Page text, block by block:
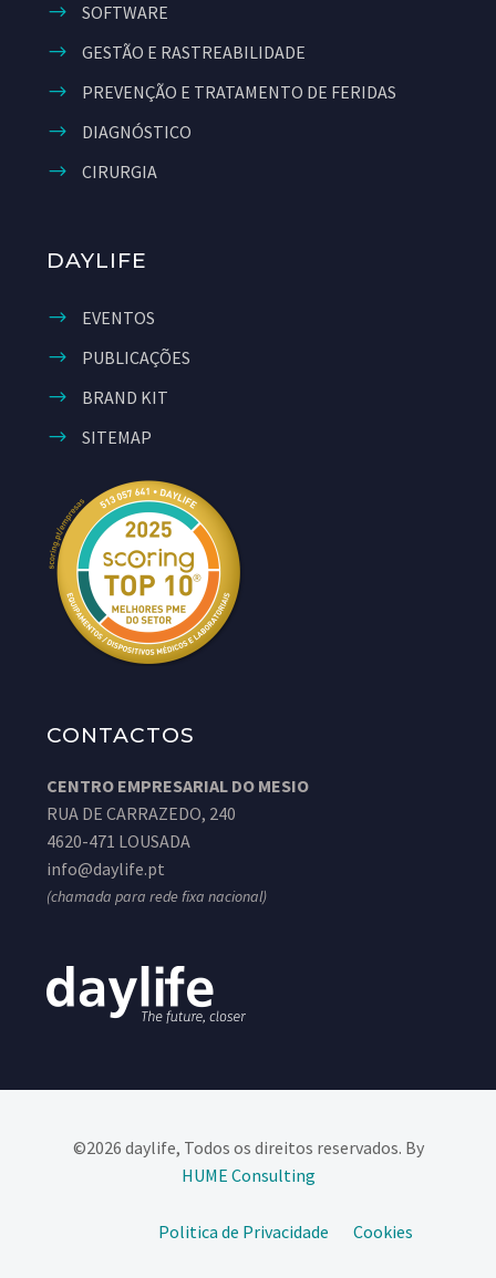
SOFTWARE
GESTÃO E RASTREABILIDADE
PREVENÇÃO E TRATAMENTO DE FERIDAS
DIAGNÓSTICO
CIRURGIA
DAYLIFE
EVENTOS
PUBLICAÇÕES
BRAND KIT
SITEMAP
CONTACTOS
CENTRO EMPRESARIAL DO MESIO
RUA DE CARRAZEDO, 240
4620-471 LOUSADA
info@daylife.pt
(chamada para rede fixa nacional)
©2026 daylife, Todos os direitos reservados. By
HUME Consulting​
Politica de Privacidade Cookies